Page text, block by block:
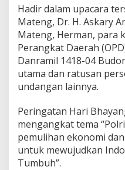
h
y
a
n
g
k
a
k
e
7
6
Hadir dalam upacara
Mateng, Dr. H. Askary
Mateng, Herman, para
Perangkat Daerah
Danramil 1418-04
utama dan ratusan
undangan lainnya.
Peringatan Hari
mengangkat tema
pemulihan ekonomi
untuk mewujudkan
Tumbuh”.